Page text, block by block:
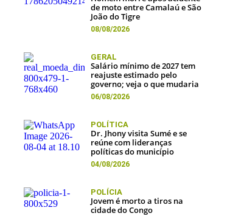
de moto entre Camalaú e São
João do Tigre
08/08/2026
GERAL
Salário mínimo de 2027 tem
reajuste estimado pelo
governo; veja o que mudaria
06/08/2026
POLÍTICA
Dr. Jhony visita Sumé e se
reúne com lideranças
políticas do município
04/08/2026
POLÍCIA
Jovem é morto a tiros na
cidade do Congo